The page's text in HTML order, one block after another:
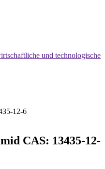
und technologische
12-6
CAS: 13435-12-